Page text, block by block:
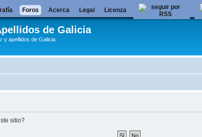
de Galicia
y apellidos de Galicia
sitio?
Foros Acerca Legal Licenza